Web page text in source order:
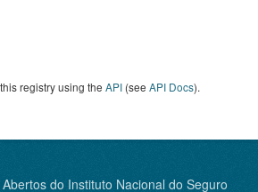
registry using the API (see API Docs).
do Instituto Nacional do Seguro